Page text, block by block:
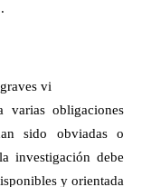
vi
varias obligaciones
sido obviadas o
investigación debe
y orientada